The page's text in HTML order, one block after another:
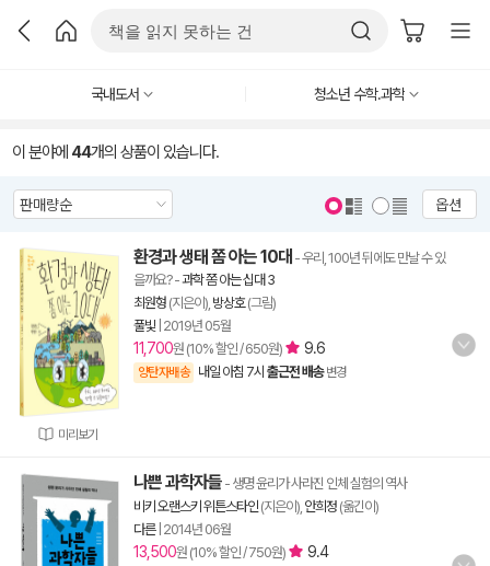
국내도서 청소년 수학.과학
이 분야에 44개의 상품이 있습니다.
옵션
미리보기
환경과 생태 쫌 아는 10대 - 우리, 100년 뒤에도 만날 수 있
을까요?-과학 쫌 아는 십대 3
최원형 (지은이), 방상호(그림)
풀빛 2019년 05월
11,700원 (10% 할인 / 650원) 9.6
양탄자배송 내일 아침 7시 출근전 배송 변경
나쁜 과학자들 - 생명 윤리가 사라진 인체 실험의 역사
비키 오랜스키 위튼스타인 (지은이), 안희정 (옮긴이)
다른| 2014년 06월
13,500원 (10% 할인 / 750원) 9.4